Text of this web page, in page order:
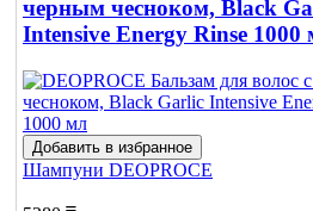
черным чесноком, Black
Intensive Energy Rinse 1000
Добавить в избранное
Шампуни DEOPROCE